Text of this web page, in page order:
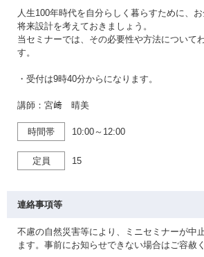
人生100年時代を自分らしく暮らすために、
将来設計を考えておきましょう。
当セミナーでは、その必要性や方法について
す。
・受付は9時40分からになります。
講師：宮﨑 晴美
時間帯 10:00～12:00
定員 15
連絡事項等
不慮の自然災害等により、ミニセミナーが中
ます。事前にお知らせできない場合はご容赦